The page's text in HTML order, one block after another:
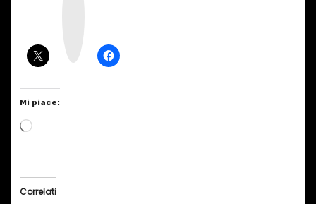
Mi piace:
C
Correlati